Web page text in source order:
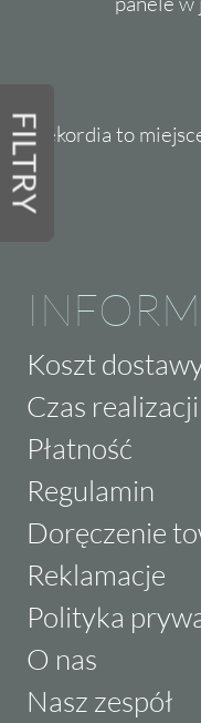
FILTRYDekordia to
Koszt
Czas
Płatność
Regulamin
Doręczenie
Reklamacje
Polityka
O nas
Nasz zespół